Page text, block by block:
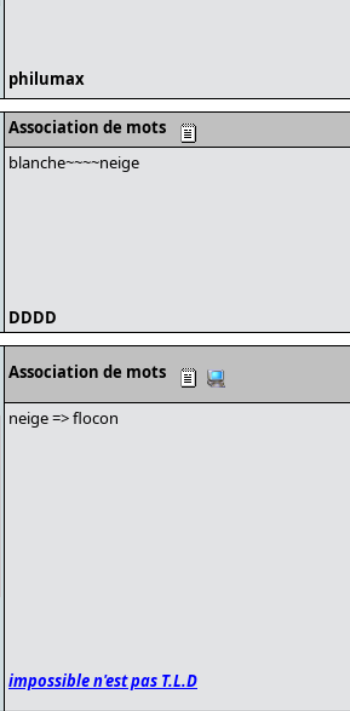
philumax
Association de mots
blanche~~~~neige
DDDD
Association de mots
neige => flocon
impossible n'est pas T.L.D